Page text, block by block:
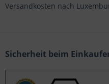
Versandkosten nach
Sicherheit beim